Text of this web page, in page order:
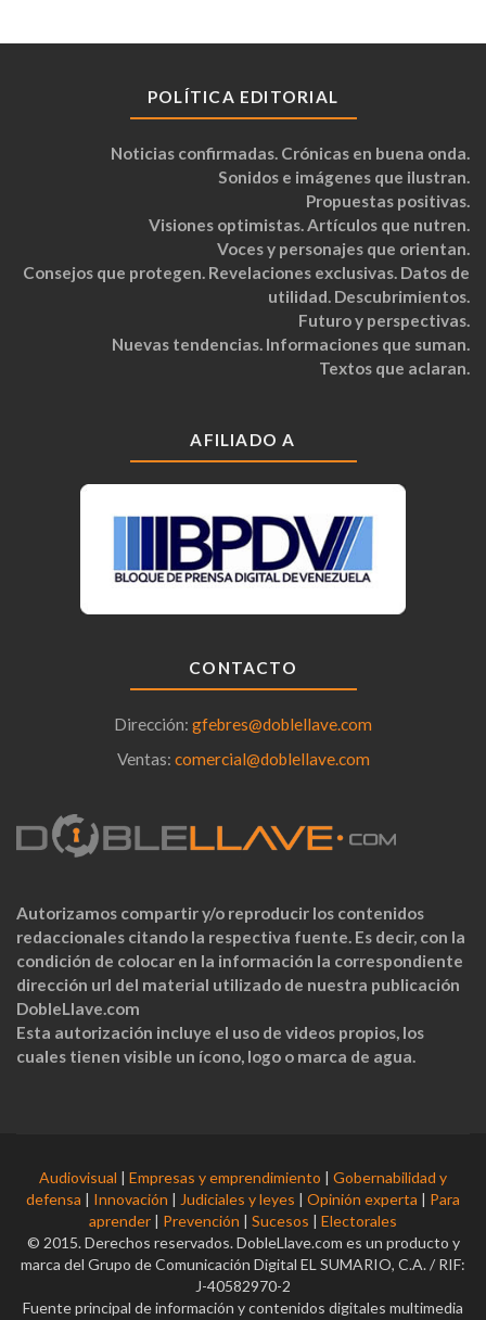
POLÍTICA EDITORIAL
Noticias confirmadas. Crónicas en buena onda.
Sonidos e imágenes que ilustran.
Propuestas positivas.
Visiones optimistas. Artículos que nutren.
Voces y personajes que orientan.
Consejos que protegen. Revelaciones exclusivas. Datos de
utilidad. Descubrimientos.
Futuro y perspectivas.
Nuevas tendencias. Informaciones que suman.
Textos que aclaran.
AFILIADO A
CONTACTO
Dirección: gfebres@doblellave.com
Ventas: comercial@doblellave.com
Autorizamos compartir y/o reproducir los contenidos
redaccionales citando la respectiva fuente. Es decir, con la
condición de colocar en la información la correspondiente
dirección url del material utilizado de nuestra publicación
DobleLlave.com
Esta autorización incluye el uso de videos propios, los
cuales tienen visible un ícono, logo o marca de agua.
Audiovisual | Empresas y emprendimiento | Gobernabilidad y
defensa | Innovación | Judiciales y leyes | Opinión experta | Para
aprender | Prevención | Sucesos | Electorales
© 2015. Derechos reservados. DobleLlave.com es un producto y
marca del Grupo de Comunicación Digital EL SUMARIO, C.A. / RIF:
J-40582970-2
Fuente principal de información y contenidos digitales multimedia